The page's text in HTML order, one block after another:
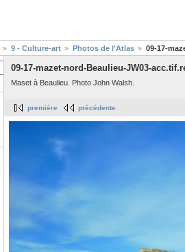
9 - Culture-art Photos de l'Atlas 09-17-
09-17-mazet-nord-Beaulieu-JW03-
Maset à Beaulieu. Photo John Walsh.
première précédente